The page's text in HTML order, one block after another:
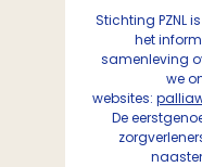
Stichting PZNL
het
samenleving
we
websites:
De